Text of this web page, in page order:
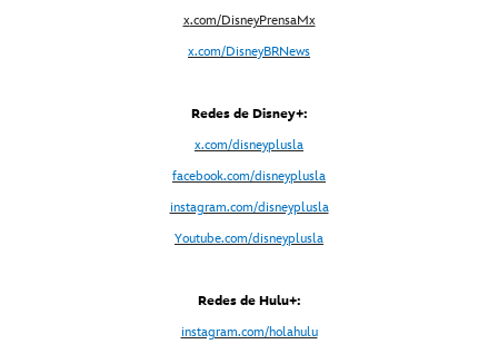
x.com/DisneyPrensaMx
x.com/DisneyBRNews
Redes de Disney+:
x.com/disneyplusla
facebook.com/disneyplusla
instagram.com/disneyplusla
Youtube.com/disneyplusla
Redes de Hulu+:
instagram.com/holahulu